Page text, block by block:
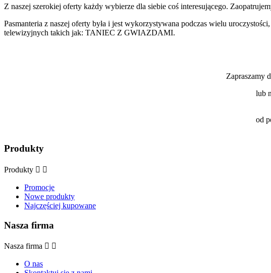
Z naszej szerokiej oferty każdy wybierze dla siebie coś interesującego.
Pasmanteria z naszej oferty była i jest wykorzystywana podczas wielu
telewizyjnych takich jak: TANIEC Z GWIAZDAMI.
Zapraszamy
lub
od
Produkty
Produkty  
Promocje
Nowe produkty
Najczęściej kupowane
Nasza firma
Nasza firma  
O nas